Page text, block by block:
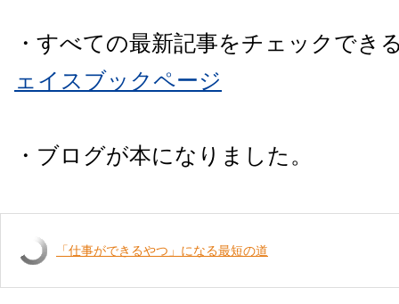
・すべての最新記事をチェックでき
ェイスブックページ
・ブログが本になりました。
「仕事ができるやつ」になる最短の道